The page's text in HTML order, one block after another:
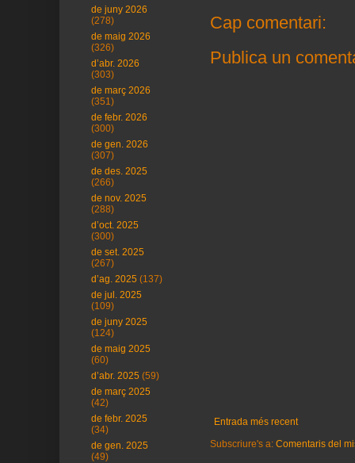
Cap comentari:
Publica un
Entrada més recent
Subscriure's a: Comentaris del
de juny 2026
(278)
de maig 2026
(326)
d’abr. 2026
(303)
de març 2026
(351)
de febr. 2026
(300)
de gen. 2026
(307)
de des. 2025
(266)
de nov. 2025
(288)
d’oct. 2025
(300)
de set. 2025
(267)
d’ag. 2025 (137)
de jul. 2025
(109)
de juny 2025
(124)
de maig 2025
(60)
d’abr. 2025 (59)
de març 2025
(42)
de febr. 2025
(34)
de gen. 2025
(49)